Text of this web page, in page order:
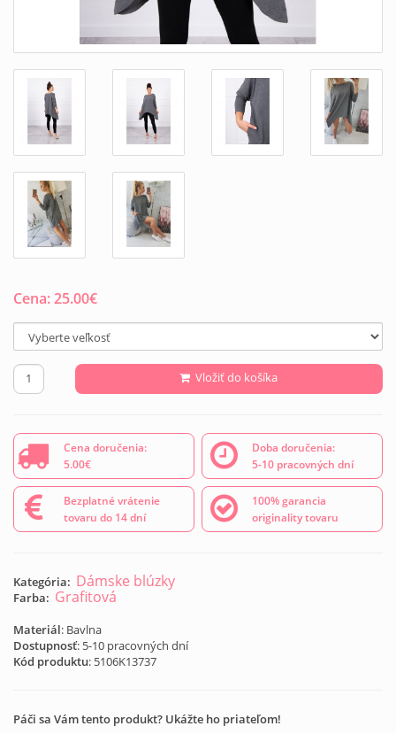
Cena:25.00€
Vložiť do košíka
Cena doručenia:
5.00€
Doba doručenia:
5-10 pracovných dní
Bezplatné vrátenie
tovaru do 14 dní
100% garancia
originality tovaru
Kategória: Dámske blúzky
Farba: Grafitová
Materiál: Bavlna
Dostupnosť: 5-10 pracovných dní
Kód produktu: 5106K13737
Páči sa Vám tento produkt? Ukážte ho priateľom!